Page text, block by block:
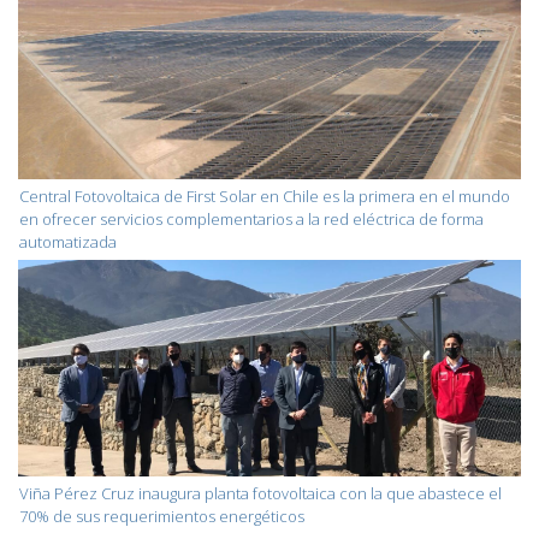
Central Fotovoltaica de First Solar en Chile es la primera en el mundo
en ofrecer servicios complementarios a la red eléctrica de forma
automatizada
Viña Pérez Cruz inaugura planta fotovoltaica con la que abastece el
70% de sus requerimientos energéticos